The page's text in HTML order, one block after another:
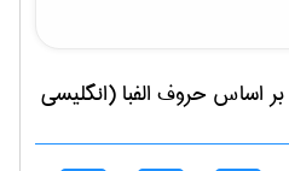
بر اساس حروف الفبا (انگلیسی